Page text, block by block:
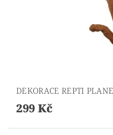
DEKORACE REPTI
299 Kč